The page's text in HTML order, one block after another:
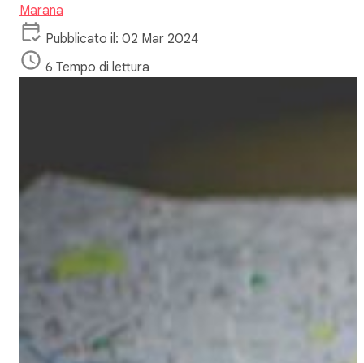
Marana
Pubblicato il: 02 Mar 2024
6 Tempo di lettura